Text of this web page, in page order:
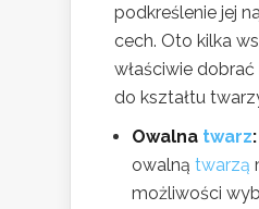
podkreślenie jej
cech. Oto kilka
właściwie dobrać
do kształtu
Owalna twarz:
owalną twarzą
możliwości